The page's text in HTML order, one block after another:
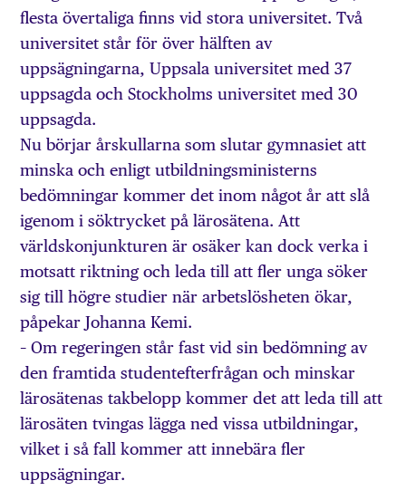
flesta övertaliga finns vid stora universitet. Två
universitet står för över hälften av
uppsägningarna, Uppsala universitet med 37
uppsagda och Stockholms universitet med 30
uppsagda.
Nu börjar årskullarna som slutar gymnasiet att
minska och enligt utbildningsministerns
bedömningar kommer det inom något år att slå
igenom i söktrycket på lärosätena. Att
världskonjunkturen är osäker kan dock verka i
motsatt riktning och leda till att fler unga söker
sig till högre studier när arbetslösheten ökar,
påpekar Johanna Kemi.
– Om regeringen står fast vid sin bedömning av
den framtida studentefterfrågan och minskar
lärosätenas takbelopp kommer det att leda till att
lärosäten tvingas lägga ned vissa utbildningar,
vilket i så fall kommer att innebära fler
uppsägningar.